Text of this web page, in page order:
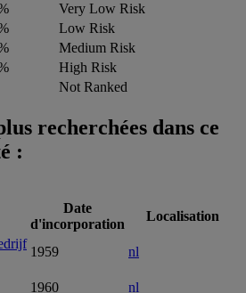
Very Low Risk
Low Risk
Medium Risk
High Risk
Not Ranked
recherchées dans ce
:
Date
d'incorporation
Localisation
1959
nl
1960
nl